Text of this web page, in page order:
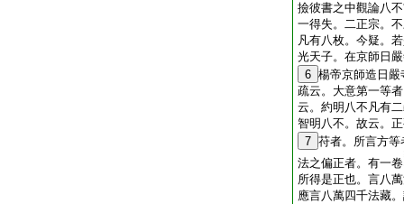
撿彼書之中觀論八
一得失。二正宗。
凡有八枚。今疑。
光天子。在京師日
6 楊帝京師造日嚴
疏云。大意第一等
云。約明八不凡有
智明八不。故云。
7 苻者。所言方
法之偏正者。有一卷
所得是正也。言八
應言八萬四千法藏